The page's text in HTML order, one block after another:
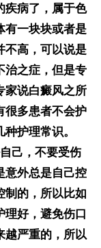
病了，属于色
有一块块或者是
不高，可以说是
治之症，但是专
家说白癜风之所
很多患者不会护
护理常识。
己，不要受伤
意外总是自己控
制的，所以比如
好，避免伤口
越严重的，所以